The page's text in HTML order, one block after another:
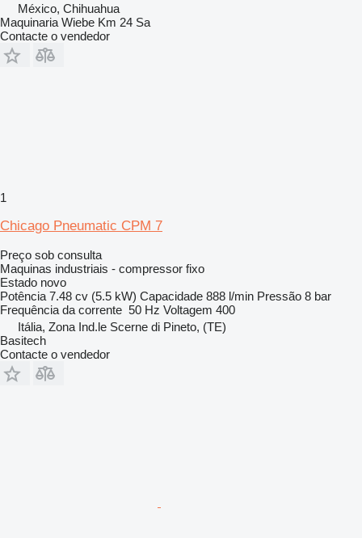
México, Chihuahua
Maquinaria Wiebe Km 24 Sa
Contacte o vendedor
1
Chicago Pneumatic CPM 7
Preço sob consulta
Maquinas industriais - compressor fixo
Estado novo
Potência 7.48 cv (5.5 kW) Capacidade 888 l/min Pressão 8 bar
Frequência da corrente 50 Hz Voltagem 400
Itália, Zona Ind.le Scerne di Pineto, (TE)
Basitech
Contacte o vendedor